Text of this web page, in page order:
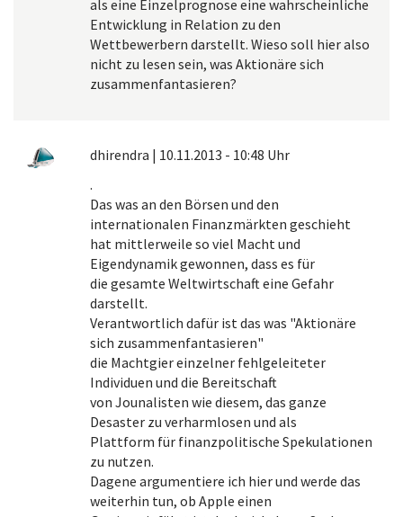
als eine Einzelprognose eine wahrscheinliche
Entwicklung in Relation zu den
Wettbewerbern darstellt. Wieso soll hier also
nicht zu lesen sein, was Aktionäre sich
zusammenfantasieren?
dhirendra | 10.11.2013 - 10:48 Uhr
.
Das was an den Börsen und den
internationalen Finanzmärkten geschieht
hat mittlerweile so viel Macht und
Eigendynamik gewonnen, dass es für
die gesamte Weltwirtschaft eine Gefahr
darstellt.
Verantwortlich dafür ist das was "Aktionäre
sich zusammenfantasieren"
die Machtgier einzelner fehlgeleiteter
Individuen und die Bereitschaft
von Jounalisten wie diesem, das ganze
Desaster zu verharmlosen und als
Plattform für finanzpolitische Spekulationen
zu nutzen.
Dagene argumentiere ich hier und werde das
weiterhin tun, ob Apple einen